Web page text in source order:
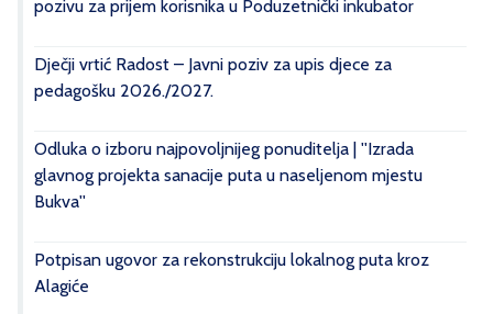
pozivu za prijem korisnika u Poduzetnički inkubator
Dječji vrtić Radost – Javni poziv za upis djece za
pedagošku 2026./2027.
Odluka o izboru najpovoljnijeg ponuditelja | ''Izrada
glavnog projekta sanacije puta u naseljenom mjestu
Bukva''
Potpisan ugovor za rekonstrukciju lokalnog puta kroz
Alagiće